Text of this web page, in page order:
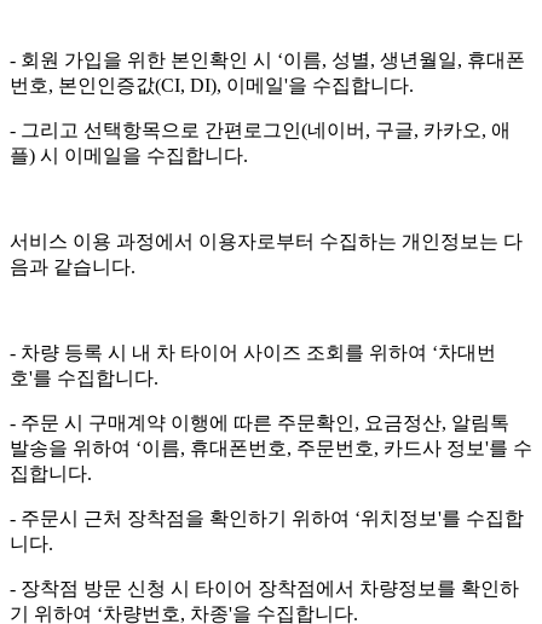
- 회원 가입을 위한 본인확인 시 ‘이름, 성별, 생년월일, 휴대폰
번호, 본인인증값(CI, DI), 이메일'을 수집합니다.
- 그리고 선택항목으로 간편로그인(네이버, 구글, 카카오, 애
플) 시 이메일을 수집합니다.
서비스 이용 과정에서 이용자로부터 수집하는 개인정보는 다
음과 같습니다.
- 차량 등록 시 내 차 타이어 사이즈 조회를 위하여 ‘차대번
호'를 수집합니다.
- 주문 시 구매계약 이행에 따른 주문확인, 요금정산, 알림톡
발송을 위하여 ‘이름, 휴대폰번호, 주문번호, 카드사 정보'를 수
집합니다.
- 주문시 근처 장착점을 확인하기 위하여 ‘위치정보'를 수집합
니다.
- 장착점 방문 신청 시 타이어 장착점에서 차량정보를 확인하
기 위하여 ‘차량번호, 차종'을 수집합니다.